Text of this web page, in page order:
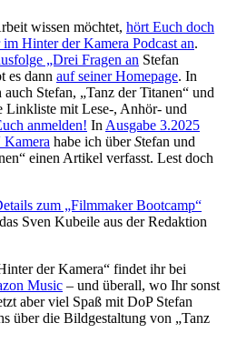
wissen möchtet, hört Euch doch
Hinter der Kamera Podcast an.
„Drei Fragen an Stefan
es dann auf seiner Homepage. In
Stefan, „Tanz der Titanen“ und
Linkliste mit Lese-, Anhör- und
anmelden! In Ausgabe 3.2025
habe ich überStefan und
einen Artikel verfasst. Lest doch
zum „Filmmaker Bootcamp“
Sven Kubeile aus der Redaktion
der Kamera“ findet ihr bei
Music – und überall, wo Ihr sonst
aber viel Spaß mit DoP Stefan
über die Bildgestaltung von „Tanz